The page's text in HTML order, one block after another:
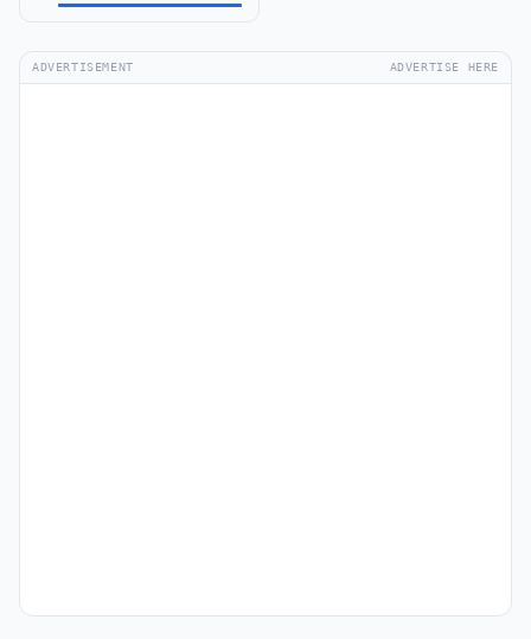
ADVERTISEMENT ADVERTISE HERE